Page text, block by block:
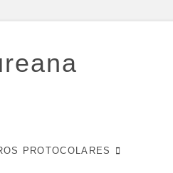
PROTOCOLARES